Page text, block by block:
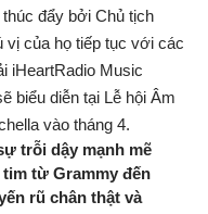
đẩy bởi Chủ tịch
vị của họ tiếp tục với các
iHeartRadio Music
biểu diễn tại Lễ hội Âm
vào tháng 4.
trỗi dậy mạnh mẽ
từ Grammy đến
rũ chân thật và